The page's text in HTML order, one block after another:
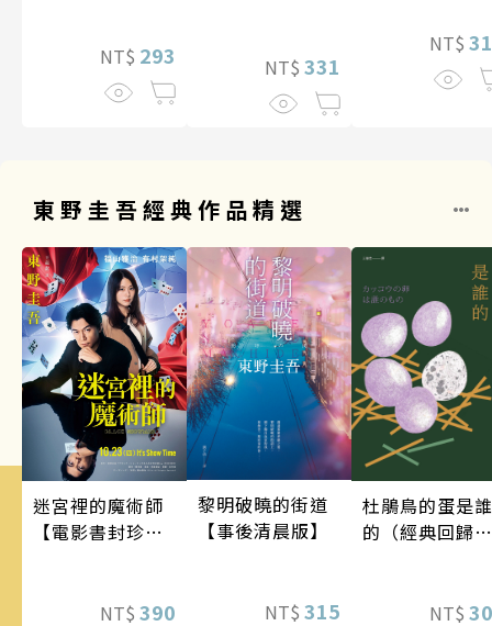
NT$ 293 NT$ 331
NT$
東野圭吾經典作品精選
迷宮裡的魔術師
【電影書封珍藏
NT$ 390
黎明破曉的街道
【事後清晨版】
NT$ 315
杜鵑鳥的蛋是誰
的（經典回歸
NT$